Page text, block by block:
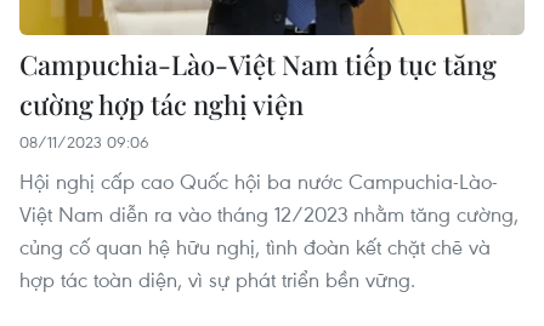
Campuchia-Lào-Việt Nam tiếp tục tăng
cường hợp tác nghị viện
08/11/2023 09:06
Hội nghị cấp cao Quốc hội ba nước Campuchia-Lào-
Việt Nam diễn ra vào tháng 12/2023 nhằm tăng cường,
củng cố quan hệ hữu nghị, tình đoàn kết chặt chẽ và
hợp tác toàn diện, vì sự phát triển bền vững.